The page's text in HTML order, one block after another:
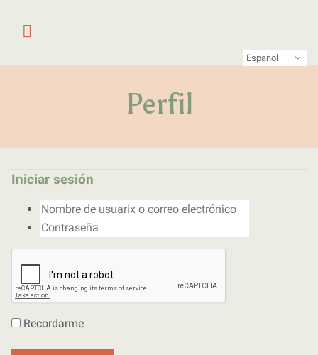
LATFEM Lab
Perfil
Iniciar sesión
Nombre de usuarix o correo electrónico
Contraseña
Recordarme
Español